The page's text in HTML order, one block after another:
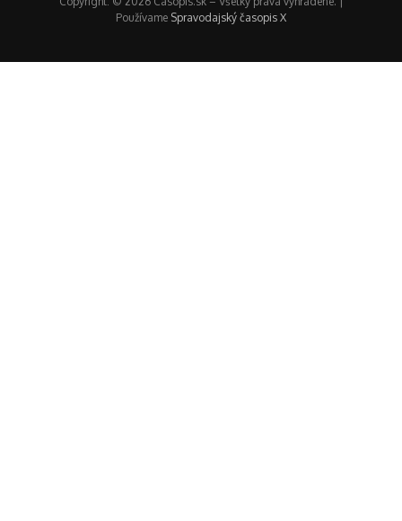
Používame Spravodajský časopis X